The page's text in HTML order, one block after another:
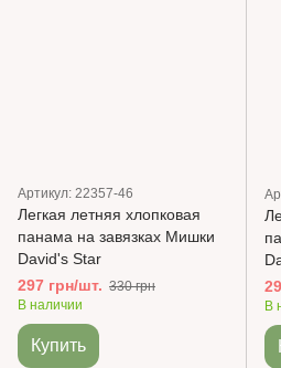
Артикул: 22357-46
Легкая летняя хлопковая
панама на завязках Мишки
David's Star
297 грн/шт. 330 грн
В наличии
Купить
В